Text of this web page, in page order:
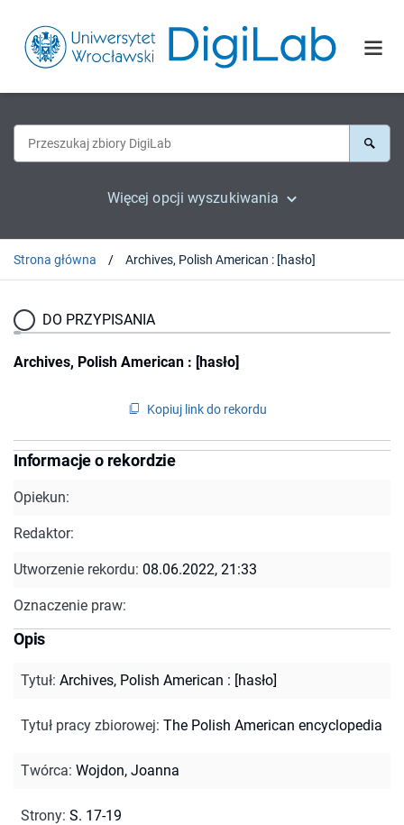
Więcej opcji wyszukiwania
Strona główna Archives, Polish American : [hasło]
DO PRZYPISANIA
Archives, Polish American : [hasło]
Kopiuj link do rekordu
Informacje o rekordzie
Opiekun:
Redaktor:
Utworzenie rekordu: 08.06.2022, 21:33
Oznaczenie praw:
Opis
Tytuł: Archives, Polish American : [hasło]
Tytuł pracy zbiorowej: The Polish American encyclopedia
Twórca: Wojdon, Joanna
Strony: S. 17-19